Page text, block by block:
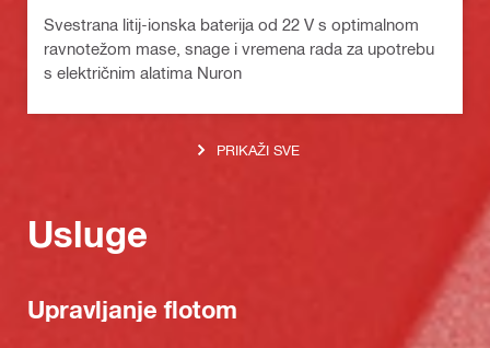
Svestrana litij-ionska baterija od 22 V s optimalnom
ravnotežom mase, snage i vremena rada za upotrebu
s električnim alatima Nuron
PRIKAŽI SVE
Usluge
Upravljanje flotom